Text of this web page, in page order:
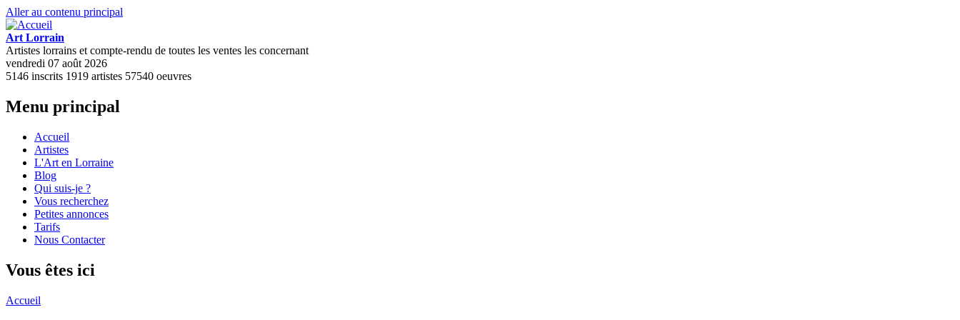
Aller au contenu principal
Art Lorrain
Artistes lorrains et compte-rendu de toutes les ventes les concernant
vendredi 07 août 2026
5146 inscrits 1919 artistes 57540 oeuvres
Menu principal
Accueil
Artistes
L'Art en Lorraine
Blog
Qui suis-je ?
Vous recherchez
Petites annonces
Tarifs
Nous Contacter
Vous êtes ici
Accueil